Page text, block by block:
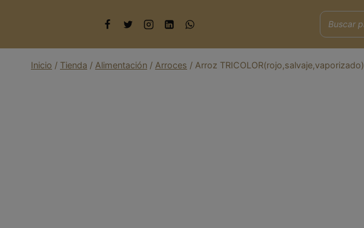
Inicio / Tienda / Alimentación / Arroces / Arroz TRICOLOR(rojo,salvaje,vaporizado)